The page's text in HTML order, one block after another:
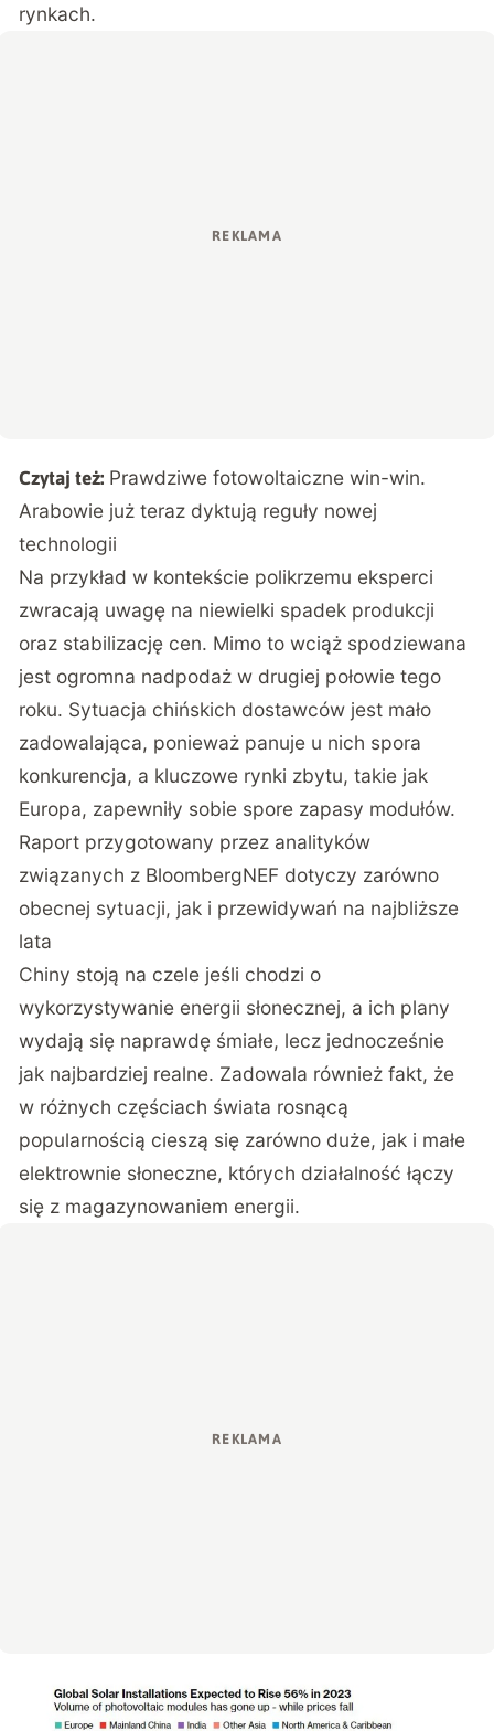
rynkach.
Czytaj też: Prawdziwe fotowoltaiczne win-win.
Arabowie już teraz dyktują reguły nowej
technologii
Na przykład w kontekście polikrzemu eksperci
zwracają uwagę na niewielki spadek produkcji
oraz stabilizację cen. Mimo to wciąż spodziewana
jest ogromna nadpodaż w drugiej połowie tego
roku. Sytuacja chińskich dostawców jest mało
zadowalająca, ponieważ panuje u nich spora
konkurencja, a kluczowe rynki zbytu, takie jak
Europa, zapewniły sobie spore zapasy modułów.
Raport przygotowany przez analityków
związanych z BloombergNEF dotyczy zarówno
obecnej sytuacji, jak i przewidywań na najbliższe
lata
Chiny stoją na czele jeśli chodzi o
wykorzystywanie energii słonecznej, a ich plany
wydają się naprawdę śmiałe, lecz jednocześnie
jak najbardziej realne. Zadowala również fakt, że
w różnych częściach świata rosnącą
popularnością cieszą się zarówno duże, jak i małe
elektrownie słoneczne, których działalność łączy
się z magazynowaniem energii.